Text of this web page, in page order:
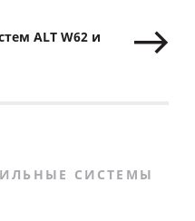
ALT W62 и
СИСТЕМЫ